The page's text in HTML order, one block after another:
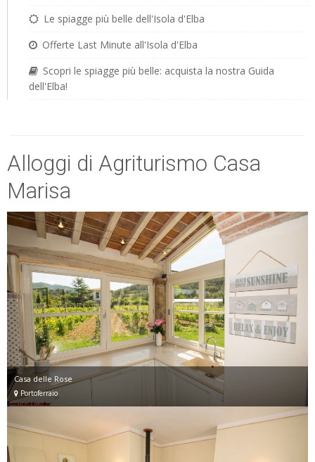
Le spiagge più belle dell'Isola d'Elba
Offerte Last Minute all'Isola d'Elba
Scopri le spiagge più belle: acquista la nostra Guida
dell'Elba!
Alloggi di Agriturismo Casa
Marisa
Casa delle Rose
Portoferraio